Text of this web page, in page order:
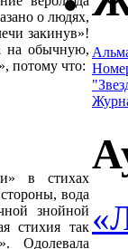
о людях,
закинув»!
на обычную,
потому что:
в стихах
вода
знойной
стихия так
Одолевала